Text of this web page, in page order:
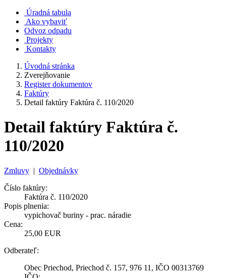
Úradná tabula
Ako vybaviť
Odvoz odpadu
Projekty
Kontakty
Úvodná stránka
Zverejňovanie
Register dokumentov
Faktúry
Detail faktúry Faktúra č. 110/2020
Detail faktúry Faktúra č.
110/2020
Zmluvy | Objednávky
Číslo faktúry:
Faktúra č. 110/2020
Popis plnenia:
vypichovač buriny - prac. náradie
Cena:
25,00 EUR
Odberateľ:
Obec Priechod, Priechod č. 157, 976 11, IČO 00313769